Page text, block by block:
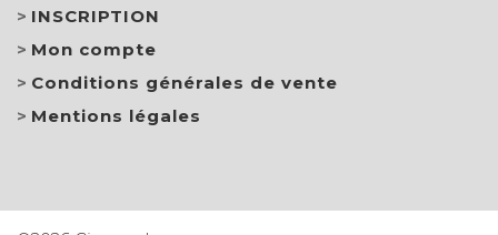
INSCRIPTION
Mon compte
Conditions générales de vente
Mentions légales